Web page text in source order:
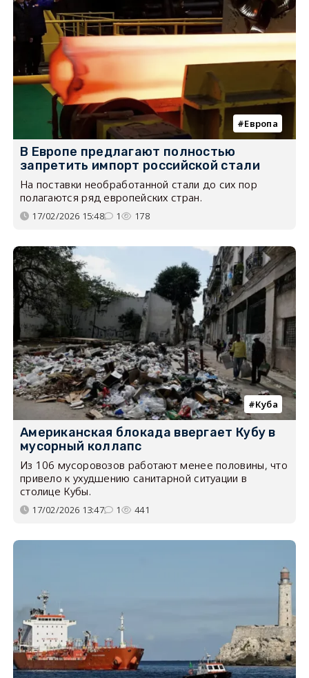
Европа
В Европе предлагают полностью
запретить импорт российской стали
На поставки необработанной стали до сих пор
полагаются ряд европейских стран.
17/02/2026 15:48 1 178
Куба
Американская блокада ввергает Кубу в
мусорный коллапс
Из 106 мусоровозов работают менее половины, что
привело к ухудшению санитарной ситуации в
столице Кубы.
17/02/2026 13:47 1 441